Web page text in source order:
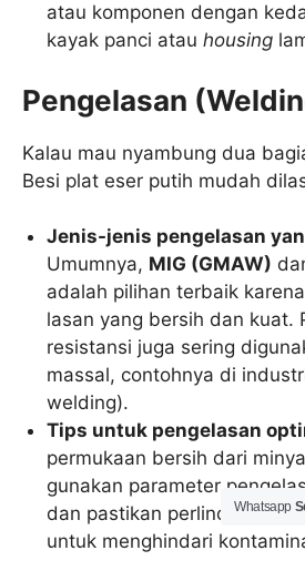
atau komponen dengan
kayak panci atauhousing
Pengelasan
Kalau mau nyambung dua
Besi plat eser putih mudah
Jenis-jenis pengelasan
Umumnya, MIG (GMAW)
adalah pilihan terbaik
lasan yang bersih dan kuat.
resistansi juga sering
massal, contohnya di
welding).
Tips untuk pengelasan
permukaan bersih dari
gunakan parameter
dan pastikan perlindungan
untuk menghindari
Whatsapp